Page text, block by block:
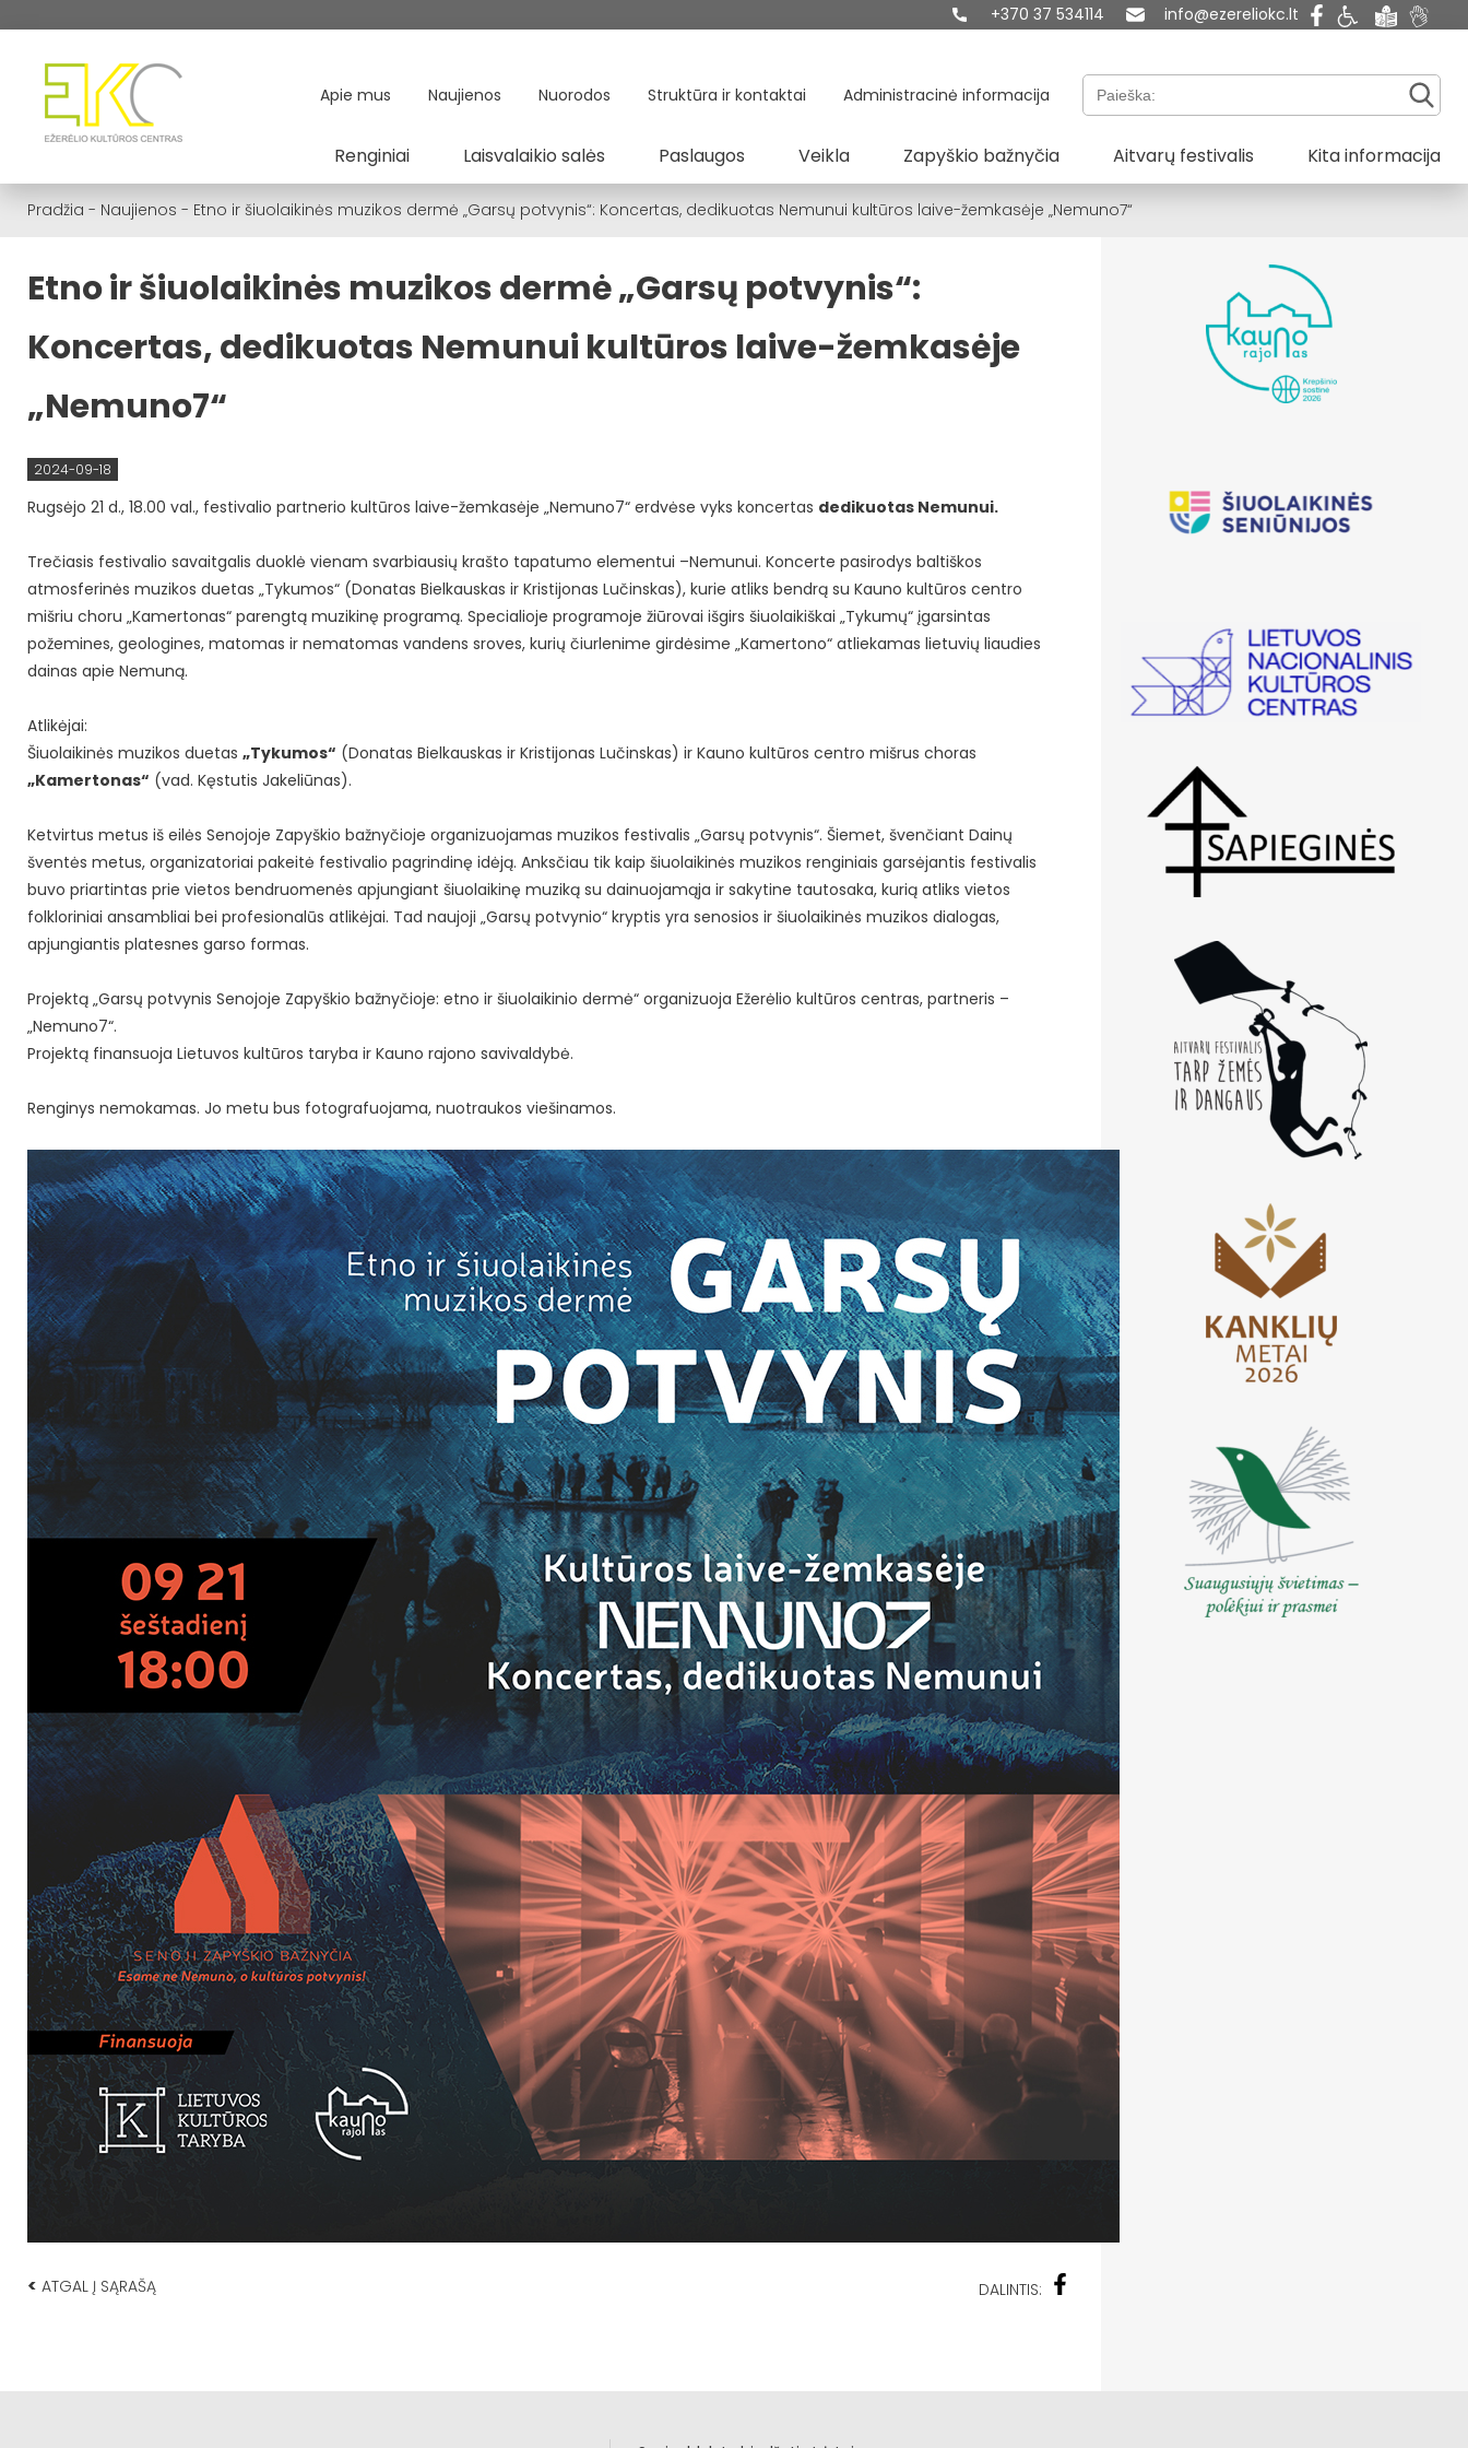
+370 37 534114 info@ezereliokc.lt
Apie mus Naujienos Nuorodos Struktūra ir kontaktai Administracinė informacija Paieška:
Renginiai Laisvalaikio salės Paslaugos Veikla Zapyškio bažnyčia Aitvarų festivalis Kita informacija
Pradžia - Naujienos - Etno ir šiuolaikinės muzikos dermė „Garsų potvynis“: Koncertas, dedikuotas Nemunui kultūros laive-žemkasėje „Nemuno7“
Etno ir šiuolaikinės muzikos dermė „Garsų potvynis“:
Koncertas, dedikuotas Nemunui kultūros laive-žemkasėje
„Nemuno7“
2024-09-18
Rugsėjo 21 d., 18.00 val., festivalio partnerio kultūros laive-žemkasėje „Nemuno7“ erdvėse vyks koncertas dedikuotas Nemunui.
Trečiasis festivalio savaitgalis duoklė vienam svarbiausių krašto tapatumo elementui –Nemunui. Koncerte pasirodys baltiškos
atmosferinės muzikos duetas „Tykumos“ (Donatas Bielkauskas ir Kristijonas Lučinskas), kurie atliks bendrą su Kauno kultūros centro
mišriu choru „Kamertonas“ parengtą muzikinę programą. Specialioje programoje žiūrovai išgirs šiuolaikiškai „Tykumų“ įgarsintas
požemines, geologines, matomas ir nematomas vandens sroves, kurių čiurlenime girdėsime „Kamertono“ atliekamas lietuvių liaudies
dainas apie Nemuną.
Atlikėjai:
Šiuolaikinės muzikos duetas „Tykumos“ (Donatas Bielkauskas ir Kristijonas Lučinskas) ir Kauno kultūros centro mišrus choras
„Kamertonas“ (vad. Kęstutis Jakeliūnas).
Ketvirtus metus iš eilės Senojoje Zapyškio bažnyčioje organizuojamas muzikos festivalis „Garsų potvynis“. Šiemet, švenčiant Dainų
šventės metus, organizatoriai pakeitė festivalio pagrindinę idėją. Anksčiau tik kaip šiuolaikinės muzikos renginiais garsėjantis festivalis
buvo priartintas prie vietos bendruomenės apjungiant šiuolaikinę muziką su dainuojamąja ir sakytine tautosaka, kurią atliks vietos
folkloriniai ansambliai bei profesionalūs atlikėjai. Tad naujoji „Garsų potvynio“ kryptis yra senosios ir šiuolaikinės muzikos dialogas,
apjungiantis platesnes garso formas.
Projektą „Garsų potvynis Senojoje Zapyškio bažnyčioje: etno ir šiuolaikinio dermė“ organizuoja Ežerėlio kultūros centras, partneris –
„Nemuno7“.
Projektą finansuoja Lietuvos kultūros taryba ir Kauno rajono savivaldybė.
Renginys nemokamas. Jo metu bus fotografuojama, nuotraukos viešinamos.
< ATGAL Į SĄRAŠĄ DALINTIS: